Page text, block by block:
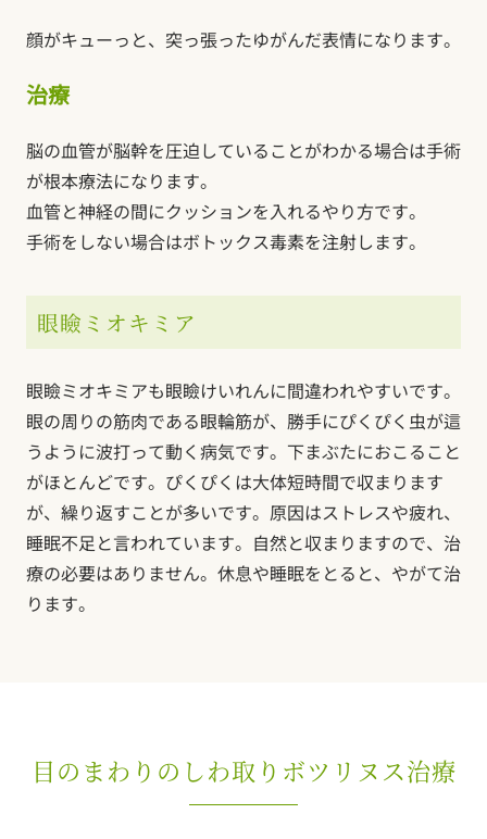
顔がキューっと、突っ張ったゆがんだ表情になります。
治療
脳の血管が脳幹を圧迫していることがわかる場合は手術
が根本療法になります。
血管と神経の間にクッションを入れるやり方です。
手術をしない場合はボトックス毒素を注射します。
眼瞼ミオキミア
眼瞼ミオキミアも眼瞼けいれんに間違われやすいです。
眼の周りの筋肉である眼輪筋が、勝手にぴくぴく虫が這
うように波打って動く病気です。下まぶたにおこること
がほとんどです。ぴくぴくは大体短時間で収まります
が、繰り返すことが多いです。原因はストレスや疲れ、
睡眠不足と言われています。自然と収まりますので、治
療の必要はありません。休息や睡眠をとると、やがて治
ります。
目のまわりのしわ取りボツリヌス治療